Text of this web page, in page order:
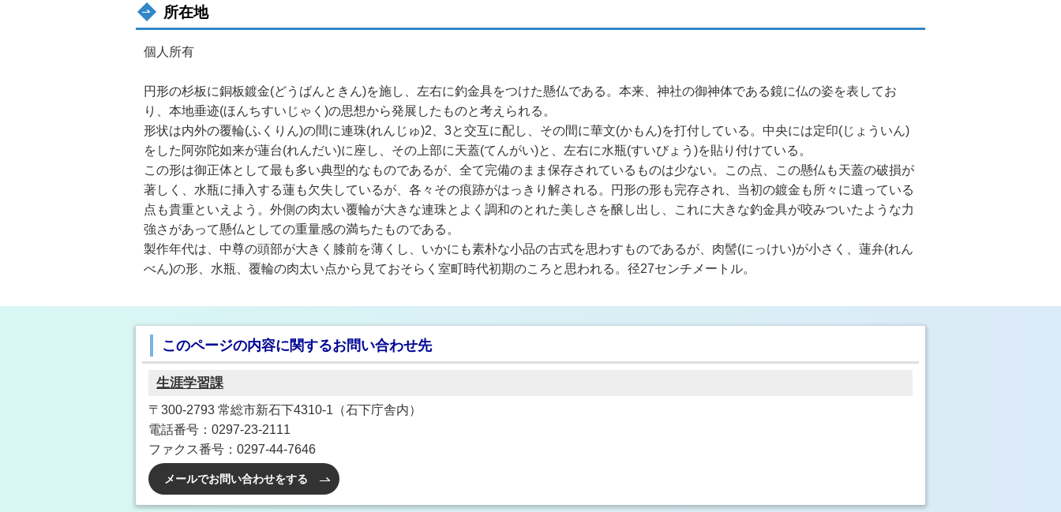
所在地
個人所有
円形の杉板に銅板鍍金(どうばんときん)を施し、左右に釣金具をつけた懸仏である。本来、神社の御神体である鏡に仏の姿を表してお
り、本地垂迹(ほんちすいじゃく)の思想から発展したものと考えられる。
形状は内外の覆輪(ふくりん)の間に連珠(れんじゅ)2、3と交互に配し、その間に華文(かもん)を打付している。中央には定印(じょういん)
をした阿弥陀如来が蓮台(れんだい)に座し、その上部に天蓋(てんがい)と、左右に水瓶(すいびょう)を貼り付けている。
この形は御正体として最も多い典型的なものであるが、全て完備のまま保存されているものは少ない。この点、この懸仏も天蓋の破損が
著しく、水瓶に挿入する蓮も欠失しているが、各々その痕跡がはっきり解される。円形の形も完存され、当初の鍍金も所々に遺っている
点も貴重といえよう。外側の肉太い覆輪が大きな連珠とよく調和のとれた美しさを醸し出し、これに大きな釣金具が咬みついたような力
強さがあって懸仏としての重量感の満ちたものである。
製作年代は、中尊の頭部が大きく膝前を薄くし、いかにも素朴な小品の古式を思わすものであるが、肉髻(にっけい)が小さく、蓮弁(れん
べん)の形、水瓶、覆輪の肉太い点から見ておそらく室町時代初期のころと思われる。径27センチメートル。
このページの内容に関するお問い合わせ先
生涯学習課
〒300-2793 常総市新石下4310-1（石下庁舎内）
電話番号：0297-23-2111
ファクス番号：0297-44-7646
メールでお問い合わせをする